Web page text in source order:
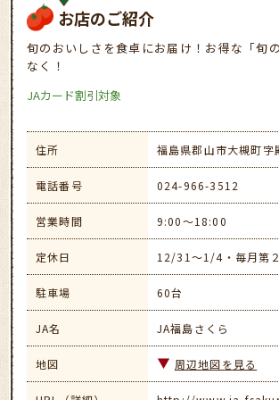
お店のご紹介
旬のおいしさを食卓にお届け！お得な「旬
なく！
JAカード割引対象
住所 福島県郡山市大槻町字
電話番号 024-966-3512
営業時間 9:00～18:00
定休日 12/31～1/4・毎月第
駐車場 60台
JA名 JA福島さくら
地図 周辺地図を見る